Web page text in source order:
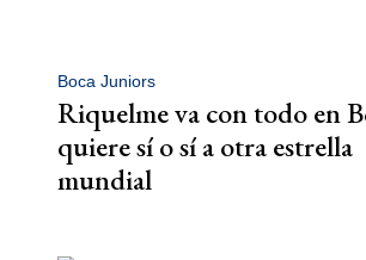
Boca Juniors
Riquelme va con todo en
quiere sí o sí a otra estrella
mundial